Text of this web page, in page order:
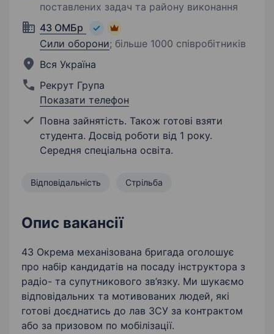
поставлених задач та району виконання
43 ОМБр
Сили оборони; більше 1000 співробітників
Вся Україна
Рекрут Група
Показати телефон
Повна зайнятість. Також готові взяти
студента. Досвід роботи від 1 року.
Середня спеціальна освіта.
Відповідальність Стрільба
Опис вакансії
43 Окрема механізована бригада оголошує
про набір кандидатів на посаду інструктора з
радіо- та супутникового зв’язку. Ми шукаємо
відповідальних та мотивованих людей, які
готові доєднатись до лав ЗСУ за контрактом
або за призовом по мобілізації.